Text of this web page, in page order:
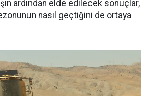
ardından elde edilecek sonuçlar,
nasıl geçtiğini de ortaya